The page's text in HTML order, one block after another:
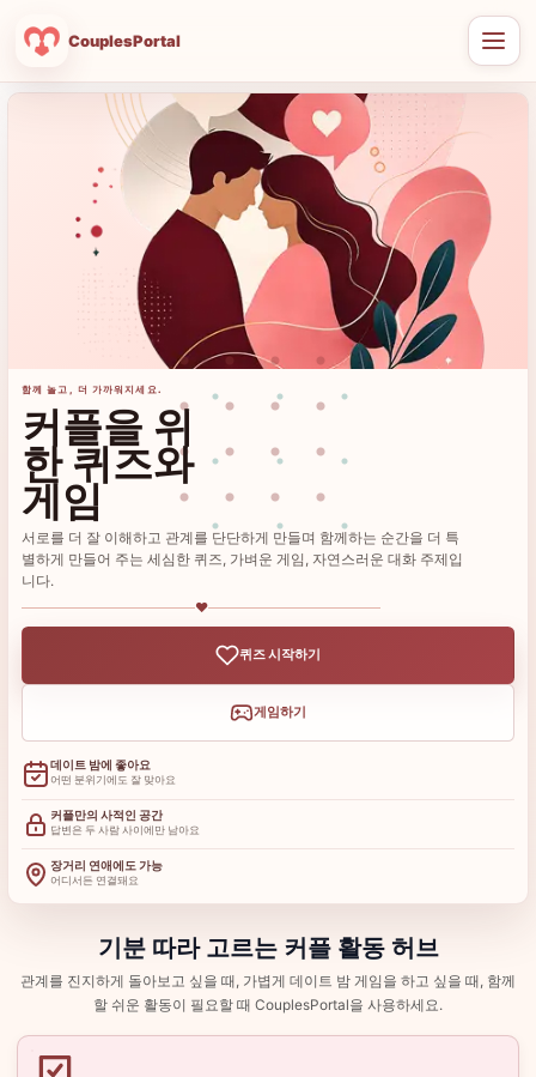
CouplesPortal
메
뉴
함께 놀고, 더 가까워지세요.
커플을 위
한 퀴즈와
게임
서로를 더 잘 이해하고 관계를 단단하게 만들며 함께하는 순간을 더 특
별하게 만들어 주는 세심한 퀴즈, 가벼운 게임, 자연스러운 대화 주제입
니다.
♥
퀴즈 시작하기
게임하기
데이트 밤에 좋아요
어떤 분위기에도 잘 맞아요
커플만의 사적인 공간
답변은 두 사람 사이에만 남아요
장거리 연애에도 가능
어디서든 연결돼요
기분 따라 고르는 커플 활동 허브
관계를 진지하게 돌아보고 싶을 때, 가볍게 데이트 밤 게임을 하고 싶을 때, 함께
할 쉬운 활동이 필요할 때 CouplesPortal을 사용하세요.